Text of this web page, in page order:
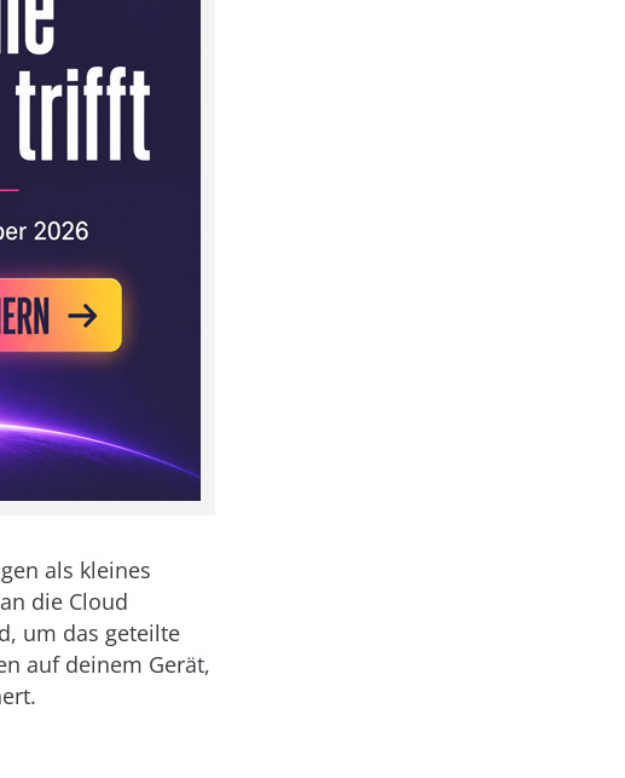
als kleines
die Cloud
um das geteilte
auf deinem Gerät,